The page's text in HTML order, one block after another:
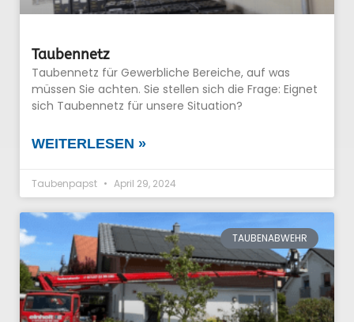
Taubennetz
Taubennetz für Gewerbliche Bereiche, auf was
müssen Sie achten. Sie stellen sich die Frage: Eignet
sich Taubennetz für unsere Situation?
WEITERLESEN »
Taubenpapst April 29, 2024
TAUBENABWEHR